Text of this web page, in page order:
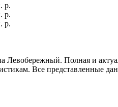
р.
р.
р.
Левобережный. Полная и
Все представленные